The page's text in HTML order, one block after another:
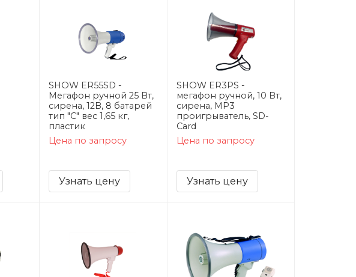
SHOW ER55SD -
Мегафон ручной 25 Вт,
сирена, 12В, 8 батарей
тип "С" вес 1,65 кг,
пластик
Цена по запросу
Узнать цену
SHOW ER3PS -
мегафон ручной, 10 Вт,
сирена, MP3
проигрыватель, SD-
Card
Цена по запросу
Узнать цену